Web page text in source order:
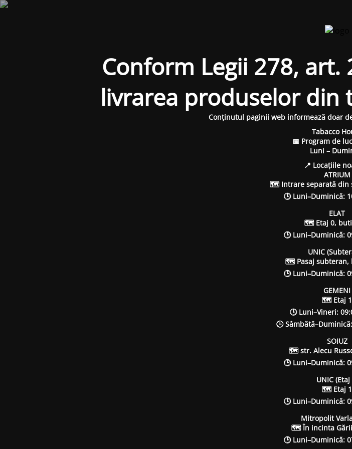
Conform Legii 278,
livrarea produselor din
Conținutul paginii web informează doar
Tabacco
📅 Program de
Luni –
📍 Locațiile
ATRIUM
🗺 Intrare separată din
🕒 Luni–Duminică:
ELAT
🗺 Etaj 0,
🕒 Luni–Duminică:
UNIC
🗺 Pasaj subteran,
🕒 Luni–Duminică:
GEMENI
🗺 Etaj 1
🕒 Luni–Vineri:
🕒
SOIUZ
🗺 str. Alecu
🕒 Luni–Duminică:
UNIC (Etaj
🗺 Etaj 1
🕒 Luni–Duminică:
Mitropolit
🗺 În incinta
🕒 Luni–Duminică: